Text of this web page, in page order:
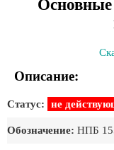
Основные
Описание:
Статус: не
Обозначение: НПБ